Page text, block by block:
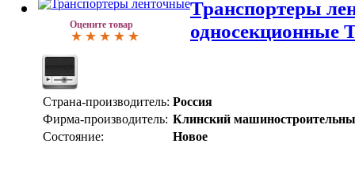
Оцените товар
Транспортеры
односекционные
Страна-производитель: Россия
Фирма-производитель: Клинский
Состояние:
Новое